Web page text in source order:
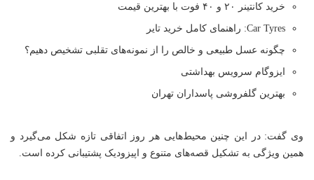
خرید کانتینر ۲۰ و ۴۰ فوت با بهترین قیمت
Car Tyres: راهنمای کامل خرید تایر
چگونه عسل طبیعی و خالص را از نمونه‌های تقلبی تشخیص دهیم؟
ایزوگام سرویس بهداشتی
بهترین گلفروشی پاسداران تهران
وی گفت: در این چنین محیط‌هایی هر روز اتفاقی تازه شکل می‌گیرد و
همین ویژگی به تشکیل قصه‌های متنوع و اپیزودیک پشتیبانی کرده است.